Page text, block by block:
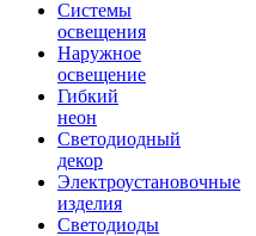
Системы
освещения
Наружное
освещение
Гибкий
неон
Светодиодный
декор
Электроустановочные
изделия
Светодиоды